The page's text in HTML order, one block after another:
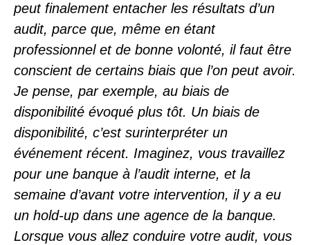
peut finalement entacher les résultats d’un
audit, parce que, même en étant
professionnel et de bonne volonté, il faut être
conscient de certains biais que l’on peut avoir.
Je pense, par exemple, au biais de
disponibilité évoqué plus tôt. Un biais de
disponibilité, c’est surinterpréter un
événement récent. Imaginez, vous travaillez
pour une banque à l’audit interne, et la
semaine d’avant votre intervention, il y a eu
un hold-up dans une agence de la banque.
Lorsque vous allez conduire votre audit, vous